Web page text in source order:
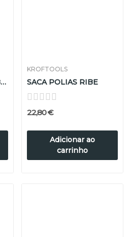
EXTRATOR DE PARABRISAS COM BRAÇOS REGULÁVEIS
KROFTOOLS
SACA POLIAS RIBE
22,80 €
Adicionar ao
carrinho